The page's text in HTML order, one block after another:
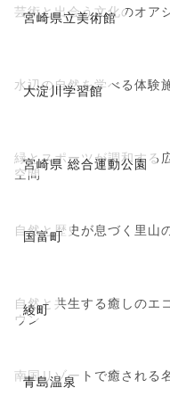
宮崎県立美術館
芸術と出会う文化のオア
大淀川学習館
水辺の自然を学べる体験
宮崎県 総合運動公園
緑とスポーツが調和する
空間
国富町
自然と歴史が息づく里山
綾町
自然と共生する癒しのエ
ウン
青島温泉
南国リゾートで癒される